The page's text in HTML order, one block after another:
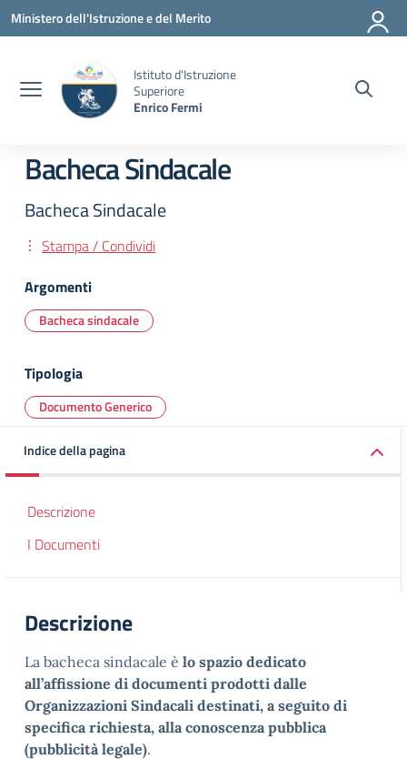
Vai ai contenuti
Vai al menu di navigazione
Vai al footer
Ministero dell'Istruzione e del Merito
Istituto d'Istruzione
Superiore
Enrico Fermi
Bacheca Sindacale
Bacheca Sindacale
Stampa / Condividi
Argomenti
Bacheca sindacale
Tipologia
Documento Generico
Indice della pagina
Descrizione
I Documenti
Descrizione
La bacheca sindacale è lo spazio dedicato
all’affissione di documenti prodotti dalle
Organizzazioni Sindacali destinati, a seguito di
specifica richiesta, alla conoscenza pubblica
(pubblicità legale).